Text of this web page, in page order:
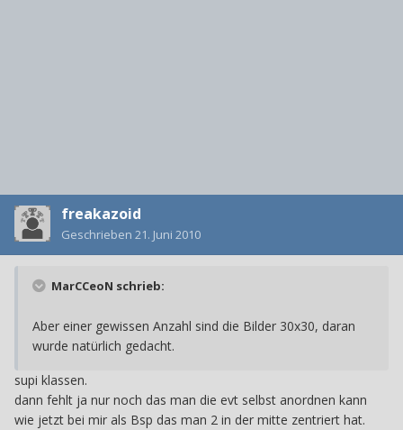
freakazoid
Geschrieben 21. Juni 2010
MarCCeoN schrieb:
Aber einer gewissen Anzahl sind die Bilder 30x30, daran
wurde natürlich gedacht.
supi klassen.
dann fehlt ja nur noch das man die evt selbst anordnen kann
wie jetzt bei mir als Bsp das man 2 in der mitte zentriert hat.